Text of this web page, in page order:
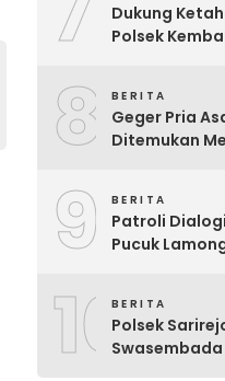
Dukung
Polsek
8 BERITA
Geger Pria
Ditemukan
9 BERITA
Patroli
Pucuk
10BERITA
Polsek